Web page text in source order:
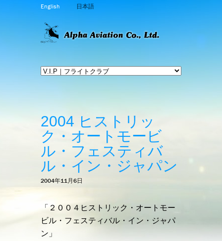
English 日本語
2004 ヒストリッ
ク・オートモービ
ル・フェスティバ
ル・イン・ジャパン
2004年11月6日
「２００４ヒストリック・オートモー
ビル・フェスティバル・イン・ジャパ
ン」